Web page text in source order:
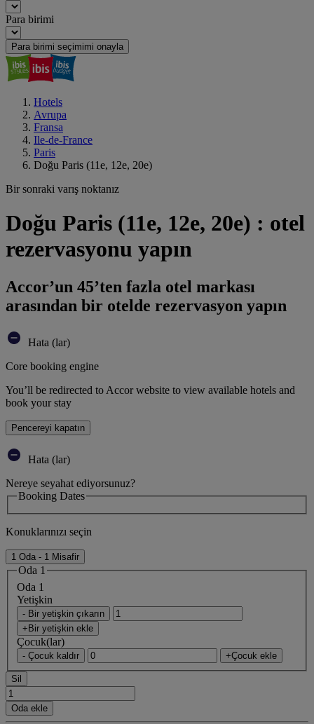
Para birimi
Para birimi seçimimi onayla
Hotels
Avrupa
Fransa
Ile-de-France
Paris
Doğu Paris (11e, 12e, 20e)
Bir sonraki varış noktanız
Doğu Paris (11e, 12e, 20e) : otel
rezervasyonu yapın
Accor’un 45’ten fazla otel markası
arasından bir otelde rezervasyon yapın
Hata (lar)
Core booking engine
You’ll be redirected to Accor website to view available hotels and
book your stay
Pencereyi kapatın
Hata (lar)
Nereye seyahat ediyorsunuz?
Booking Dates
Konuklarınızı seçin
1 Oda - 1 Misafir
Oda 1
Oda 1
Yetişkin
- Bir yetişkin çıkarın
+Bir yetişkin ekle
Çocuk(lar)
- Çocuk kaldır +Çocuk ekle
Sil
Oda ekle